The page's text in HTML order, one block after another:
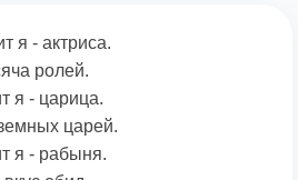
я - актриса.
ролей.
я - царица.
царей.
я - рабыня.